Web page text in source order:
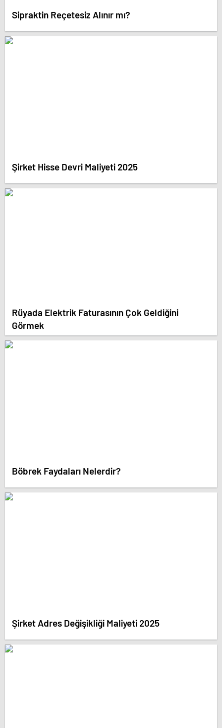
Sipraktin Reçetesiz Alınır mı?
Şirket Hisse Devri Maliyeti 2025
Rüyada Elektrik Faturasının Çok Geldiğini
Görmek
Böbrek Faydaları Nelerdir?
Şirket Adres Değişikliği Maliyeti 2025